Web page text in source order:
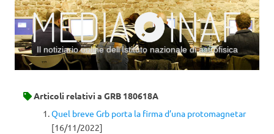
Il notiziario online dell’Istituto nazionale di astrofisica
Articoli relativi a GRB 180618A
Quel breve Grb porta la firma d’una protomagnetar
[16/11/2022]